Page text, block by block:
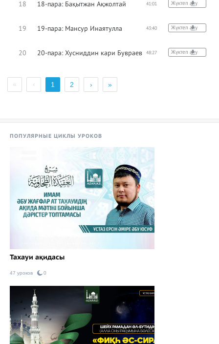
Жүктеп алу
41:01
18 18-пара: Бақытжан Ақжолтай
Жүктеп алу
43:40
19 19-пара: Мансур Инаятулла
Жүктеп алу
48:27
20 20-пара: Хусниддин кари Бувраев
« ‹ 1 2 › »
ПОПУЛЯРНЫЕ ЦИКЛЫ УРОКОВ
Тахауи ақидасы
47 уроков 0